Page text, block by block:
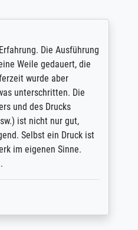
Die Ausführung
Weile gedauert, die
wurde aber
unterschritten. Die
und des Drucks
ist nicht nur gut,
Selbst ein Druck ist
im eigenen Sinne.